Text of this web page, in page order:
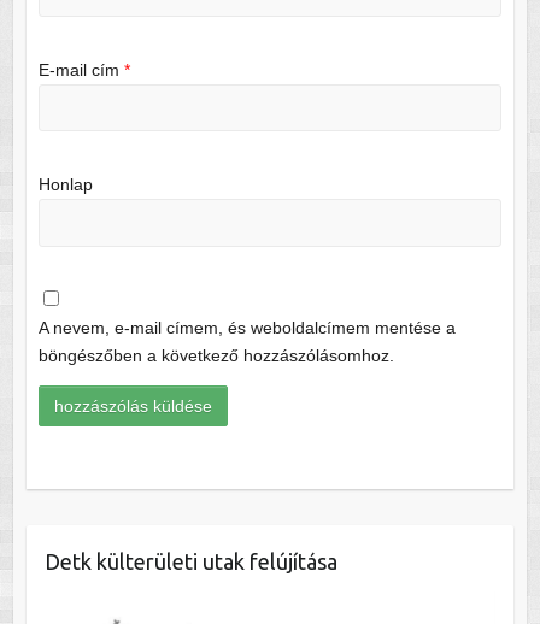
E-mail cím *
Honlap
A nevem, e-mail címem, és weboldalcímem mentése a
böngészőben a következő hozzászólásomhoz.
Detk külterületi utak felújítása